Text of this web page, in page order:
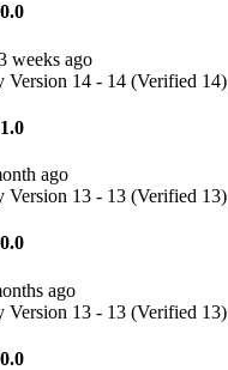
weeks ago
Version 14 - 14 (Verified 14)
ago
Version 13 - 13 (Verified 13)
ago
Version 13 - 13 (Verified 13)